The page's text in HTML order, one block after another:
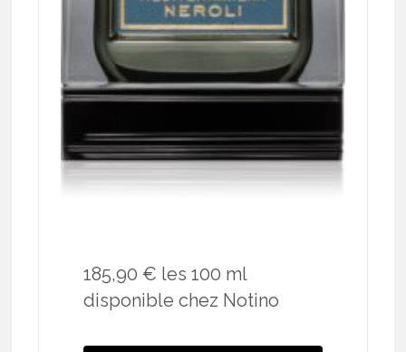
185,90 € les 100 ml
disponible chez Notino